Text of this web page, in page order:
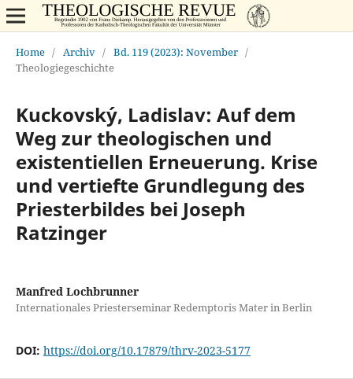
Home / Archiv / Bd. 119 (2023): November /
Theologiegeschichte
Kuckovsk´y, Ladislav: Auf dem
Weg zur theologischen und
existentiellen Erneuerung. Krise
und vertiefte Grundlegung des
Priesterbildes bei Joseph
Ratzinger
Manfred Lochbrunner
Internationales Priesterseminar Redemptoris Mater in Berlin
DOI: https://doi.org/10.17879/thrv-2023-5177